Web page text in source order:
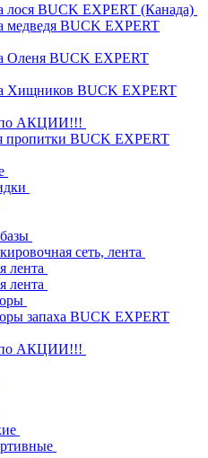
лося BUCK EXPERT (Канада)
медведя BUCK EXPERT
Оленя BUCK EXPERT
Хищников BUCK EXPERT
по АКЦИИ!!!
пропитки BUCK EXPERT
сеть, лента
лента
лента
запаха BUCK EXPERT
по АКЦИИ!!!